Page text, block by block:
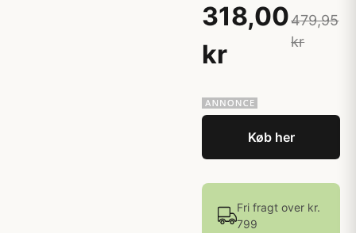
318,00
kr
479,95
kr
Køb her
Fri fragt over kr.
799